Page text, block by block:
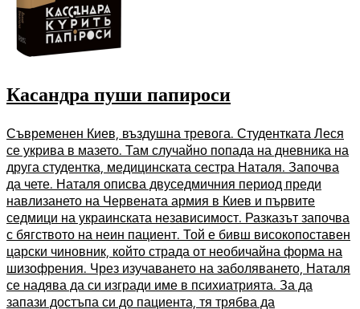
Касандра пуши папироси
Съвременен Киев, въздушна тревога. Студентката Леся
се укрива в мазето. Там случайно попада на дневника на
друга студентка, медицинската сестра Наталя. Започва
да чете. Наталя описва двуседмичния период преди
навлизането на Червената армия в Киев и първите
седмици на украинската независимост. Разказът започва
с бягството на неин пациент. Той е бивш високопоставен
царски чиновник, който страда от необичайна форма на
шизофрения. Чрез изучаването на заболяването, Наталя
се надява да си изгради име в психиатрията. За да
запази достъпа си до пациента, тя трябва да